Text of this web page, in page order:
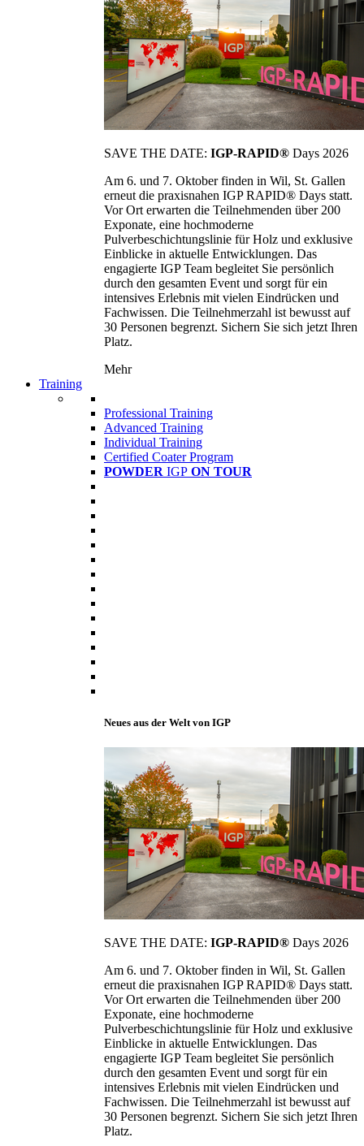
SAVE THE DATE: IGP-RAPID® Days 2026
Am 6. und 7. Oktober finden in Wil, St. Gallen
erneut die praxisnahen IGP RAPID® Days statt.
Vor Ort erwarten die Teilnehmenden über 200
Exponate, eine hochmoderne
Pulverbeschichtungslinie für Holz und exklusive
Einblicke in aktuelle Entwicklungen. Das
engagierte IGP Team begleitet Sie persönlich
durch den gesamten Event und sorgt für ein
intensives Erlebnis mit vielen Eindrücken und
Fachwissen. Die Teilnehmerzahl ist bewusst auf
30 Personen begrenzt. Sichern Sie sich jetzt Ihren
Platz.
Mehr
Training
Professional Training
Advanced Training
Individual Training
Certified Coater Program
POWDER IGP ON TOUR
Neues aus der Welt von IGP
SAVE THE DATE: IGP-RAPID® Days 2026
Am 6. und 7. Oktober finden in Wil, St. Gallen
erneut die praxisnahen IGP RAPID® Days statt.
Vor Ort erwarten die Teilnehmenden über 200
Exponate, eine hochmoderne
Pulverbeschichtungslinie für Holz und exklusive
Einblicke in aktuelle Entwicklungen. Das
engagierte IGP Team begleitet Sie persönlich
durch den gesamten Event und sorgt für ein
intensives Erlebnis mit vielen Eindrücken und
Fachwissen. Die Teilnehmerzahl ist bewusst auf
30 Personen begrenzt. Sichern Sie sich jetzt Ihren
Platz.